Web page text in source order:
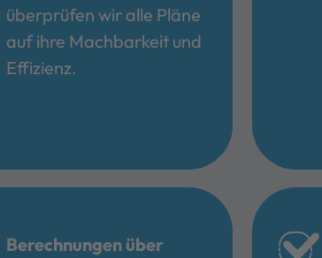
überprüfen wir alle Pläne
auf ihre Machbarkeit und
Effizienz.
Berechnungen über